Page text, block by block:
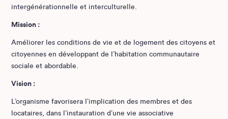
intergénérationnelle et interculturelle.
Mission :
Améliorer les conditions de vie et de logement des citoyens et
citoyennes en développant de l’habitation communautaire
sociale et abordable.
Vision :
L’organisme favorisera l’implication des membres et des
locataires, dans l’instauration d’une vie associative